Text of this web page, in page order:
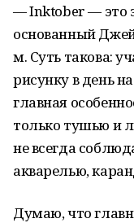
— Inktober — это
основанный
м. Суть такова:
рисунку в день
главная
только тушью и
не всегда
акварелью,
Думаю, что